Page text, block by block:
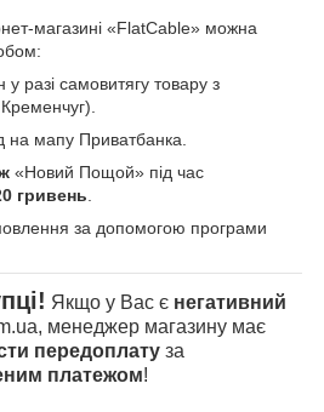
магазині «FlatCable» можна
разі самовитягу товару з
на мапу Приватбанка.
«Новий Пощой» під час
гривень
за допомогою програми
Якщо у Вас є негативний
менеджер магазину має
передоплату за
платежом!